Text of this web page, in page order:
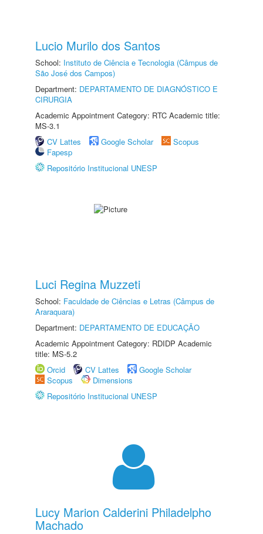
Lucio Murilo dos Santos
School: Instituto de Ciência e Tecnologia (Câmpus de
São José dos Campos)
Department: DEPARTAMENTO DE DIAGNÓSTICO E
CIRURGIA
Academic Appointment Category: RTC Academic title:
MS-3.1
CV Lattes
Google Scholar
Scopus
Fapesp
Repositório Institucional UNESP
Luci Regina Muzzeti
School: Faculdade de Ciências e Letras (Câmpus de
Araraquara)
Department: DEPARTAMENTO DE EDUCAÇÃO
Academic Appointment Category: RDIDP Academic
title: MS-5.2
Orcid
CV Lattes
Google Scholar
Scopus
Dimensions
Repositório Institucional UNESP
Lucy Marion Calderini Philadelpho
Machado